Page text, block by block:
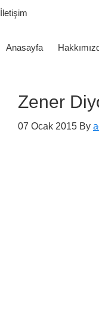
İletişim
Anasayfa
Zener
07 Ocak 2015 By